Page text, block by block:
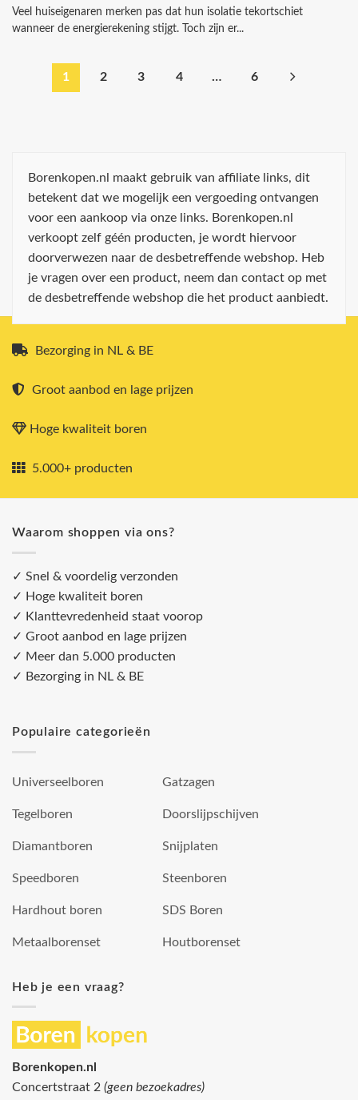
Veel huiseigenaren merken pas dat hun isolatie tekortschiet
wanneer de energierekening stijgt. Toch zijn er...
1 2 3 4 … 6
Borenkopen.nl maakt gebruik van affiliate links, dit
betekent dat we mogelijk een vergoeding ontvangen
voor een aankoop via onze links. Borenkopen.nl
verkoopt zelf géén producten, je wordt hiervoor
doorverwezen naar de desbetreffende webshop. Heb
je vragen over een product, neem dan contact op met
de desbetreffende webshop die het product aanbiedt.
Bezorging in NL & BE
Groot aanbod en lage prijzen
Hoge kwaliteit boren
5.000+ producten
Waarom shoppen via ons?
✓ Snel & voordelig verzonden
✓ Hoge kwaliteit boren
✓ Klanttevredenheid staat voorop
✓ Groot aanbod en lage prijzen
✓ Meer dan 5.000 producten
✓ Bezorging in NL & BE
Populaire categorieën
Universeelboren
Tegelboren
Diamantboren
Speedboren
Hardhout boren
Metaalborenset
Gatzagen
Doorslijpschijven
Snijplaten
Steenboren
SDS Boren
Houtborenset
Heb je een vraag?
Borenkopen.nl
Concertstraat 2 (geen bezoekadres)